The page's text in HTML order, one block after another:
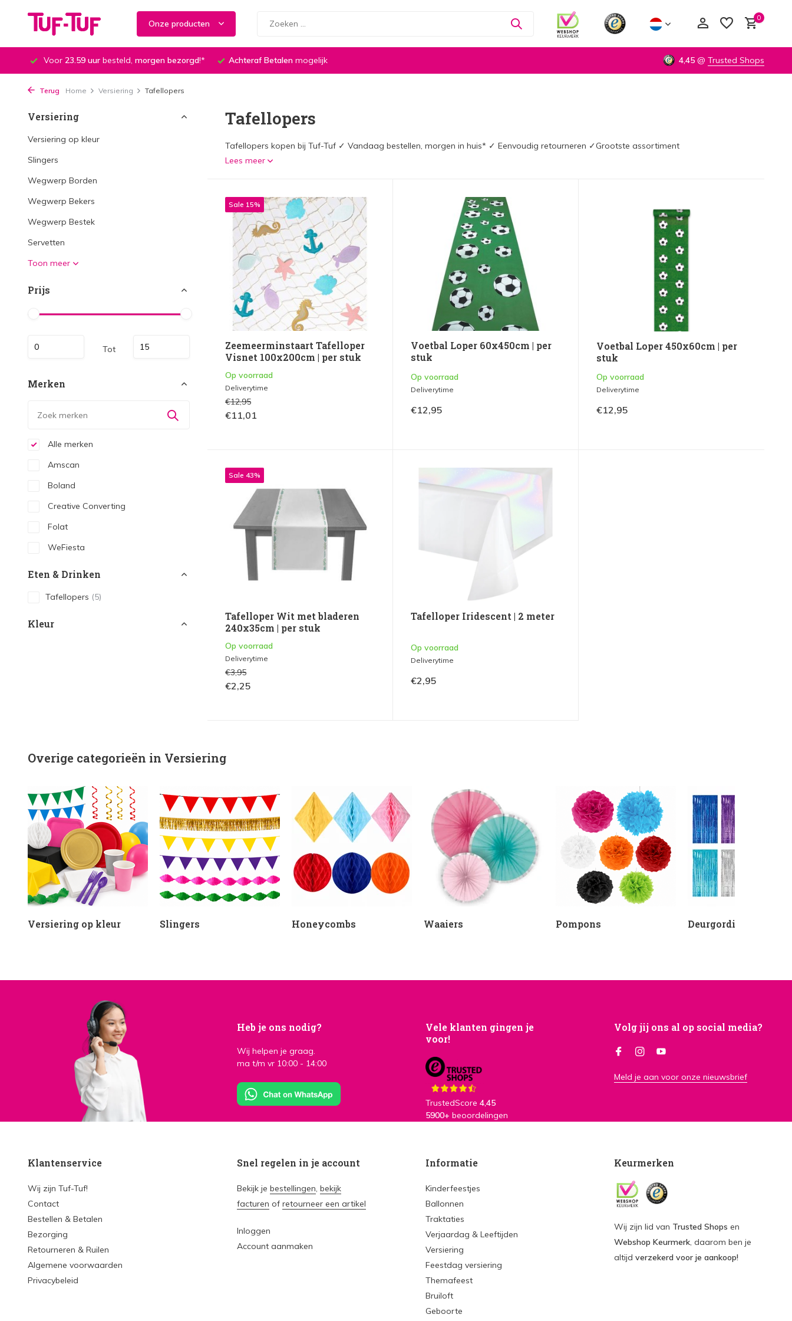
Onze producten
0
Voor 23.59 uur besteld, morgen bezorgd!* Achteraf Betalen mogelijk 4,45 @ Trusted Shops
Terug Home Versiering Tafellopers
Versiering
Versiering op kleur
Slingers
Wegwerp Borden
Wegwerp Bekers
Wegwerp Bestek
Servetten
Toon meer
Prijs
Tot
Merken
Alle merken
Amscan
Boland
Creative Converting
Folat
WeFiesta
Eten & Drinken
Tafellopers (5)
Kleur
Tafellopers
Tafellopers kopen bij Tuf-Tuf ✓ Vandaag bestellen, morgen in huis* ✓ Eenvoudig retourneren ✓Grootste assortiment
Lees meer
Sale 15%
Zeemeerminstaart Tafelloper
Visnet 100x200cm | per stuk
Op voorraad
Deliverytime
€12,95
€11,01
Voetbal Loper 60x450cm | per
stuk
Op voorraad
Deliverytime
€12,95
Voetbal Loper 450x60cm | per
stuk
Op voorraad
Deliverytime
€12,95
Sale 43%
Tafelloper Wit met bladeren
240x35cm | per stuk
Op voorraad
Deliverytime
€3,95
€2,25
Tafelloper Iridescent | 2 meter
Op voorraad
Deliverytime
€2,95
Overige categorieën in Versiering
Versiering op kleur Slingers Honeycombs Waaiers Pompons Deurgordijnen
Heb je ons nodig?
Wij helpen je graag.
ma t/m vr 10:00 - 14:00
Vele klanten gingen je
voor!
TrustedScore 4,45
5900+ beoordelingen
Volg jij ons al op social media?
Meld je aan voor onze nieuwsbrief
Klantenservice
Wij zijn Tuf-Tuf!
Contact
Bestellen & Betalen
Bezorging
Retourneren & Ruilen
Algemene voorwaarden
Privacybeleid
Snel regelen in je account
Bekijk je bestellingen, bekijk
facturen of retourneer een artikel
Inloggen
Account aanmaken
Informatie
Kinderfeestjes
Ballonnen
Traktaties
Verjaardag & Leeftijden
Versiering
Feestdag versiering
Themafeest
Bruiloft
Geboorte
Keurmerken
Wij zijn lid van Trusted Shops en
Webshop Keurmerk, daarom ben je
altijd verzekerd voor je aankoop!